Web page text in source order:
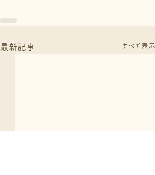
最新記事 すべて表示